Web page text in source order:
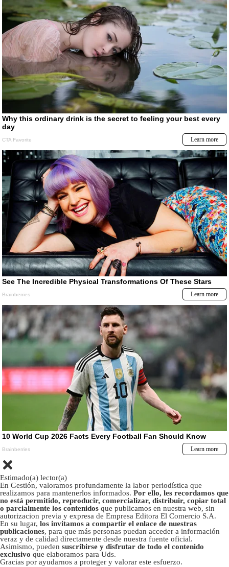
Estimado(a) lector(a)
En Gestión, valoramos profundamente la labor periodística que
realizamos para mantenerlos informados. Por ello, les recordamos que
no está permitido, reproducir, comercializar, distribuir, copiar total
o parcialmente los contenidos que publicamos en nuestra web, sin
autorizacion previa y expresa de Empresa Editora El Comercio S.A.
En su lugar, los invitamos a compartir el enlace de nuestras
publicaciones, para que más personas puedan acceder a información
veraz y de calidad directamente desde nuestra fuente oficial.
Asimismo, pueden suscribirse y disfrutar de todo el contenido
exclusivo que elaboramos para Uds.
Gracias por ayudarnos a proteger y valorar este esfuerzo.